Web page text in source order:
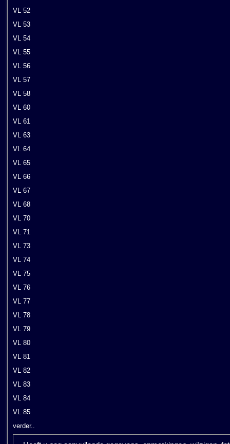
VL 52
VL 53
VL 54
VL 55
VL 56
VL 57
VL 58
VL 60
VL 61
VL 63
VL 64
VL 65
VL 66
VL 67
VL 68
VL 70
VL 71
VL 73
VL 74
VL 75
VL 76
VL 77
VL 78
VL 79
VL 80
VL 81
VL 82
VL 83
VL 84
VL 85
verder..